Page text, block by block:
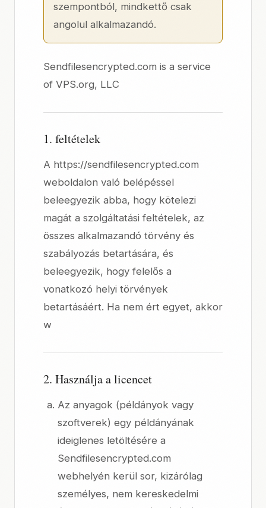
szempontból, mindkettő csak
angolul alkalmazandó.
Sendfilesencrypted.com is a service
of VPS.org, LLC
1. feltételek
A https://sendfilesencrypted.com
weboldalon való belépéssel
beleegyezik abba, hogy kötelezi
magát a szolgáltatási feltételek, az
összes alkalmazandó törvény és
szabályozás betartására, és
beleegyezik, hogy felelős a
vonatkozó helyi törvények
betartásáért. Ha nem ért egyet, akkor
w
2. Használja a licencet
Az anyagok (példányok vagy
szoftverek) egy példányának
ideiglenes letöltésére a
Sendfilesencrypted.com
webhelyén kerül sor, kizárólag
személyes, nem kereskedelmi